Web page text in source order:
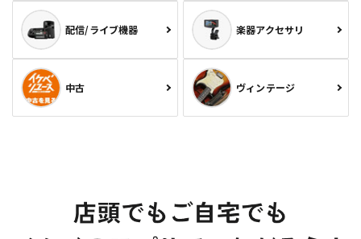
配信/ライブ機器 楽器アクセサリ
中古 ヴィンテージ